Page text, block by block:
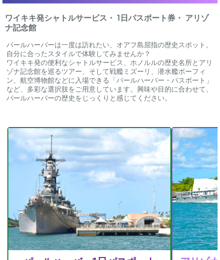
ワイキキ発シャトルサービス・ 1日パスポート券・ アリゾ
ナ記念館
パールハーバーは一度は訪れたい、オアフ島屈指の歴史スポット。
自分に合ったスタイルで体験してみませんか？
ワイキキ発の便利なシャトルサービス、ホノルルの歴史名所とアリ
ゾナ記念館を巡るツアー、そして戦艦ミズーリ、潜水艦ボーフィ
ン、航空博物館などに入場できる「パールハーバー・パスポート」
など、多彩な選択肢をご用意しています。興味や目的に合わせて、
パールハーバーの歴史をじっくりと感じてください。